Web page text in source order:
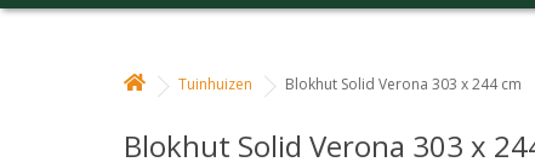
Tuinhuizen Blokhut Solid Verona 303 x 244 cm
Blokhut Solid Verona 303 x